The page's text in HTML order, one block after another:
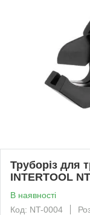
Труборіз для
INTERTOOL
В наявності
Код: NT-0004